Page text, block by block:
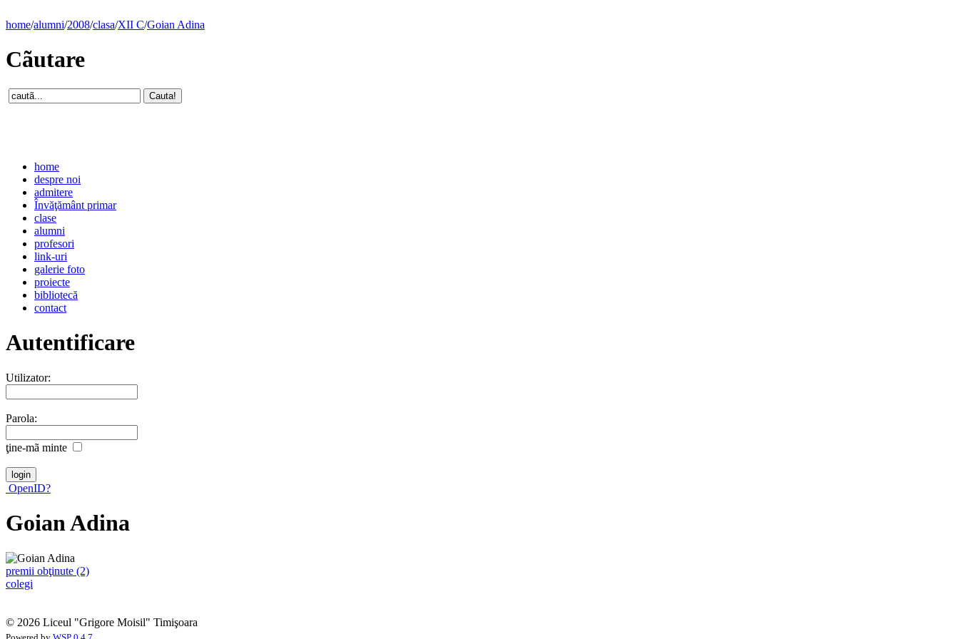
home/alumni/2008/clasa/XII C/Goian Adina
Cãutare
home
despre noi
admitere
Învăţământ primar
clase
alumni
profesori
link-uri
galerie foto
proiecte
bibliotecă
contact
Autentificare
Utilizator:
Parola:
ţine-mã minte
OpenID?
Goian Adina
premii obţinute (2)
colegi
© 2026 Liceul "Grigore Moisil" Timişoara